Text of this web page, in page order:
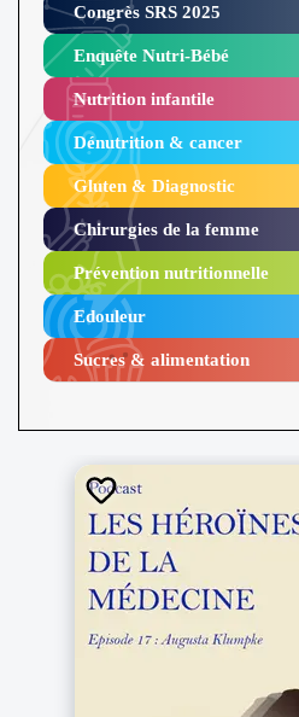
Congrès SRS 2025 ​
Enquête Nutri-Bébé ​
Nutrition infantile
Dénutrition & cancer
Gluten & Diagnostic
Chirurgies de la femme
Prévention nutritionnelle
Edouleur​
Sucres & alimentation​